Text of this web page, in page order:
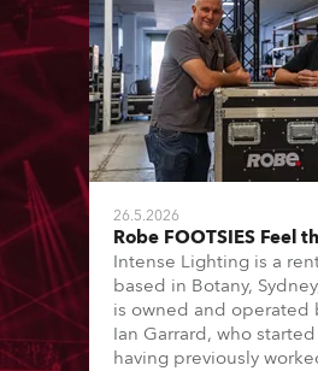
26.5.2026
Robe FOOTSIES Feel
Intense Lighting is a
based in Botany,
is owned and operated
Ian Garrard, who
having previously